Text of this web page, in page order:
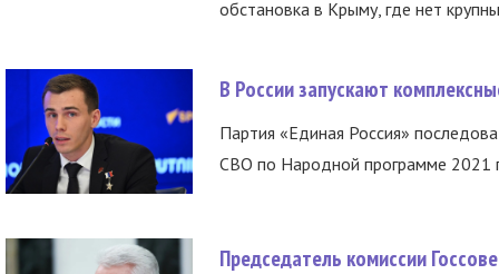
обстановка в Крыму, где нет
В России запускают
Партия «Единая Россия»
СВО по Народной программе 2021
Председатель комиссии